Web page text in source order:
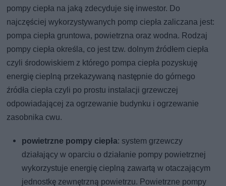
pompy ciepła na jaką zdecyduje się inwestor. Do
najczęściej wykorzystywanych pomp ciepła zaliczana jest:
pompa ciepła gruntowa, powietrzna oraz wodna. Rodzaj
pompy ciepła określa, co jest tzw. dolnym źródłem ciepła
czyli środowiskiem z którego pompa ciepła pozyskuję
energię cieplną przekazywaną następnie do górnego
źródła ciepła czyli po prostu instalacji grzewczej
odpowiadającej za ogrzewanie budynku i ogrzewanie
zasobnika cwu.
powietrzne pompy ciepła: system grzewczy
działający w oparciu o działanie pompy powietrznej
wykorzystuje energię cieplną zawartą w otaczającym
jednostkę zewnętrzną powietrzu. Powietrzne pompy